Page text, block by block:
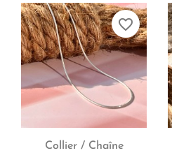
Aperçu rapide
Collier / Chaîne
favorite_border